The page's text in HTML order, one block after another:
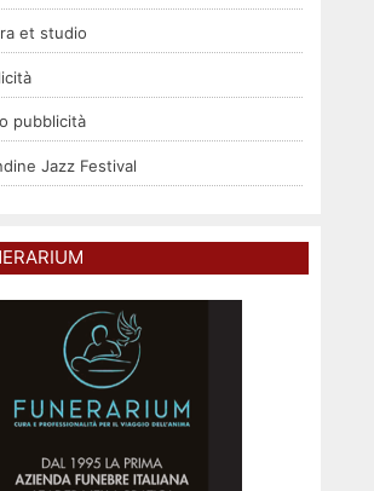
et studio
pubblicità
Jazz Festival